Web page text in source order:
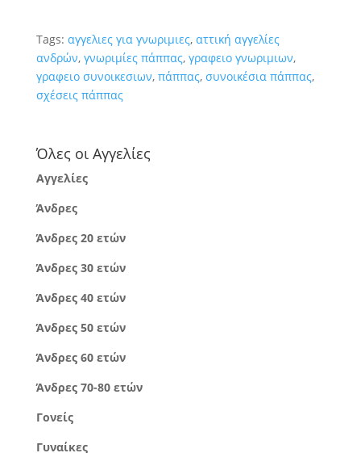
Tags: αγγελιες για γνωριμιες, αττική αγγελίες
ανδρών, γνωριμίες πάππας, γραφειο γνωριμιων,
γραφειο συνοικεσιων, πάππας, συνοικέσια πάππας,
σχέσεις πάππας
Όλες οι Αγγελίες
Αγγελίες
Άνδρες
Άνδρες 20 ετών
Άνδρες 30 ετών
Άνδρες 40 ετών
Άνδρες 50 ετών
Άνδρες 60 ετών
Άνδρες 70-80 ετών
Γονείς
Γυναίκες